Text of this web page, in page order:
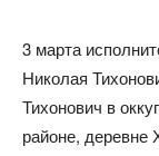
3 марта
Николая
Тихонович в
районе, деревне